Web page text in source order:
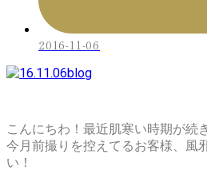
2016-11-06
こんにちわ！最近肌寒い時期が続
今月前撮りを控えてるお客様、風
い！